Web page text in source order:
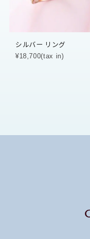
シルバー リング
¥18,700(tax in)